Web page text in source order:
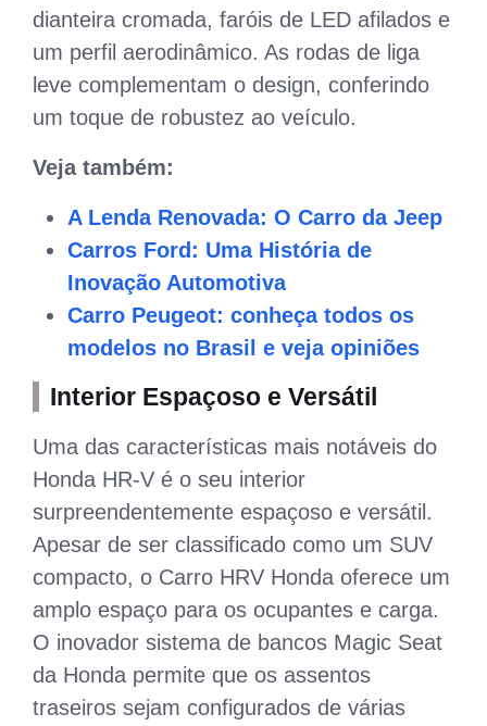
dianteira cromada, faróis de LED afilados e
um perfil aerodinâmico. As rodas de liga
leve complementam o design, conferindo
um toque de robustez ao veículo.
Veja também:
A Lenda Renovada: O Carro da Jeep
Carros Ford: Uma História de
Inovação Automotiva
Carro Peugeot: conheça todos os
modelos no Brasil e veja opiniões
Interior Espaçoso e Versátil
Uma das características mais notáveis do
Honda HR-V é o seu interior
surpreendentemente espaçoso e versátil.
Apesar de ser classificado como um SUV
compacto, o Carro HRV Honda oferece um
amplo espaço para os ocupantes e carga.
O inovador sistema de bancos Magic Seat
da Honda permite que os assentos
traseiros sejam configurados de várias